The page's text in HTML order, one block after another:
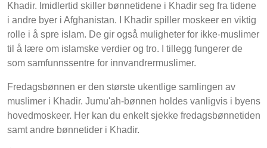
Khadir. Imidlertid skiller bønnetidene i Khadir seg fra tidene
i andre byer i Afghanistan. I Khadir spiller moskeer en viktig
rolle i å spre islam. De gir også muligheter for ikke-muslimer
til å lære om islamske verdier og tro. I tillegg fungerer de
som samfunnssentre for innvandrermuslimer.
Fredagsbønnen er den største ukentlige samlingen av
muslimer i Khadir. Jumu'ah-bønnen holdes vanligvis i byens
hovedmoskeer. Her kan du enkelt sjekke fredagsbønnetiden
samt andre bønnetider i Khadir.